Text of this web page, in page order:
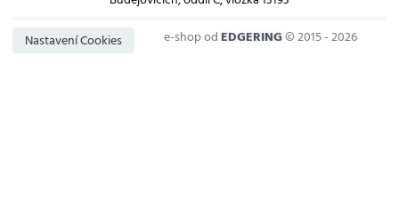
Nastavení Cookies e-shop odEDGERING© 2015 - 2026